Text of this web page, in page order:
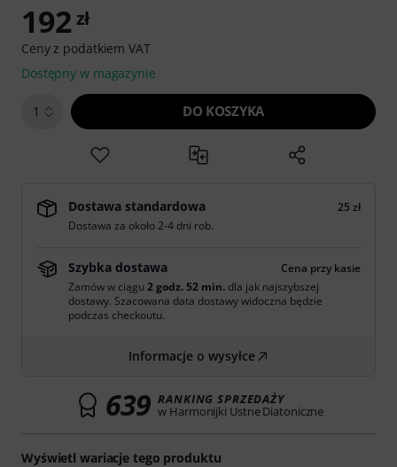
Wyświetl wariacje tego produktu
192 zł
Ceny z podatkiem VAT
Dostępny w magazynie
1 DO KOSZYKA
Dostawa standardowa
25 zł
Dostawa za około 2-4 dni rob.
Szybka dostawa
Cena przy kasie
Zamów w ciągu2 godz. 52 min. dla jak najszybszej
dostawy. Szacowana data dostawy widoczna będzie
podczas checkoutu.
Informacje o wysyłce
639 RANKING SPRZEDAŻY
w Harmonijki Ustne Diatoniczne